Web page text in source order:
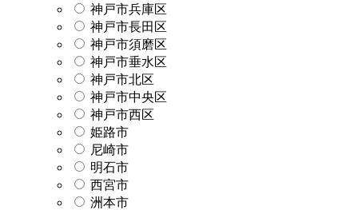
神戸市兵庫区
神戸市長田区
神戸市須磨区
神戸市垂水区
神戸市北区
神戸市中央区
神戸市西区
姫路市
尼崎市
明石市
西宮市
洲本市